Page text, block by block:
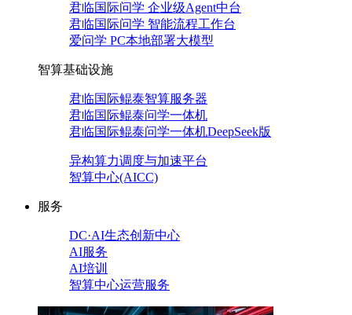
君临国际问学 企业级Agent中台
君临国际问学 智能流程工作台
爱问学 PC本地部署大模型
智算基础设施
君临国际鲲泰智算服务器
君临国际鲲泰问学一体机
君临国际鲲泰问学一体机DeepSeek版
异构算力调度与加速平台
智算中心(AICC)
服务
DC·AI生态创新中心
AI服务
AI培训
智算中心运营服务